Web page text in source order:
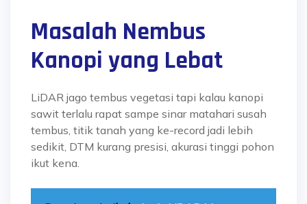
Masalah Nembus
Kanopi yang Lebat
LiDAR jago tembus vegetasi tapi kalau kanopi
sawit terlalu rapat sampe sinar matahari susah
tembus, titik tanah yang ke-record jadi lebih
sedikit, DTM kurang presisi, akurasi tinggi pohon
ikut kena.